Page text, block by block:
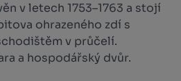
v letech 1753–1763 a stojí
ohrazeného zdí s
v průčelí.
a hospodářský dvůr.